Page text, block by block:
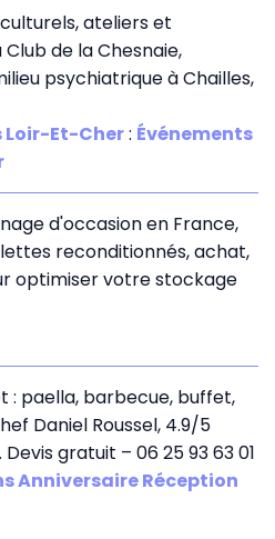
ateliers et
de la Chesnaie,
psychiatrique à Chailles,
Loir-Et-Cher: Événements
d'occasion en France,
reconditionnés, achat,
optimiser votre stockage
: paella, barbecue, buffet,
Daniel Roussel, 4.9/5
gratuit – 06 25 93 63 01
Anniversaire Réception